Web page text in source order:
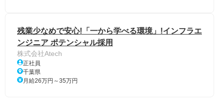
残業少なめで安心!「一から学べる環境」!インフラエ
ンジニア ポテンシャル採用
株式会社Atech
正社員
千葉県
月給26万円～35万円